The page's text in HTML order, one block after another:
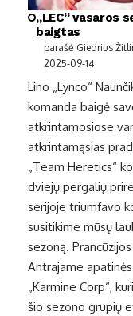
„LEC“ vasaros
baigtas
parašė Giedrius
2025-09-14
Lino „Lynco“
komanda baigė
atkrintamosiose
atkrintamąsias
„Team Heretics“
dviejų pergalių
serijoje triumfavo
susitikime mūsų
sezoną.
Antrajame
„Karmine Corp“,
šio sezono grupių